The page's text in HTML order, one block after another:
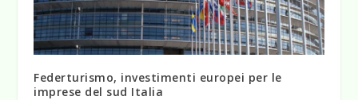
Federturismo, investimenti europei per le
imprese del sud Italia